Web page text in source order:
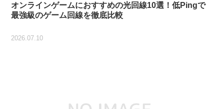
オンラインゲームにおすすめの光回線10選！低Pingで
最強級のゲーム回線を徹底比較
2026.07.10